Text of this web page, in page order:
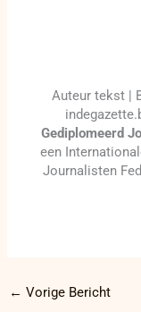
Auteur tekst |
Gediplomeerd
een
Journalisten
← Vorige Bericht